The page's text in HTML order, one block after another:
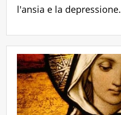
l'ansia e la depressione.